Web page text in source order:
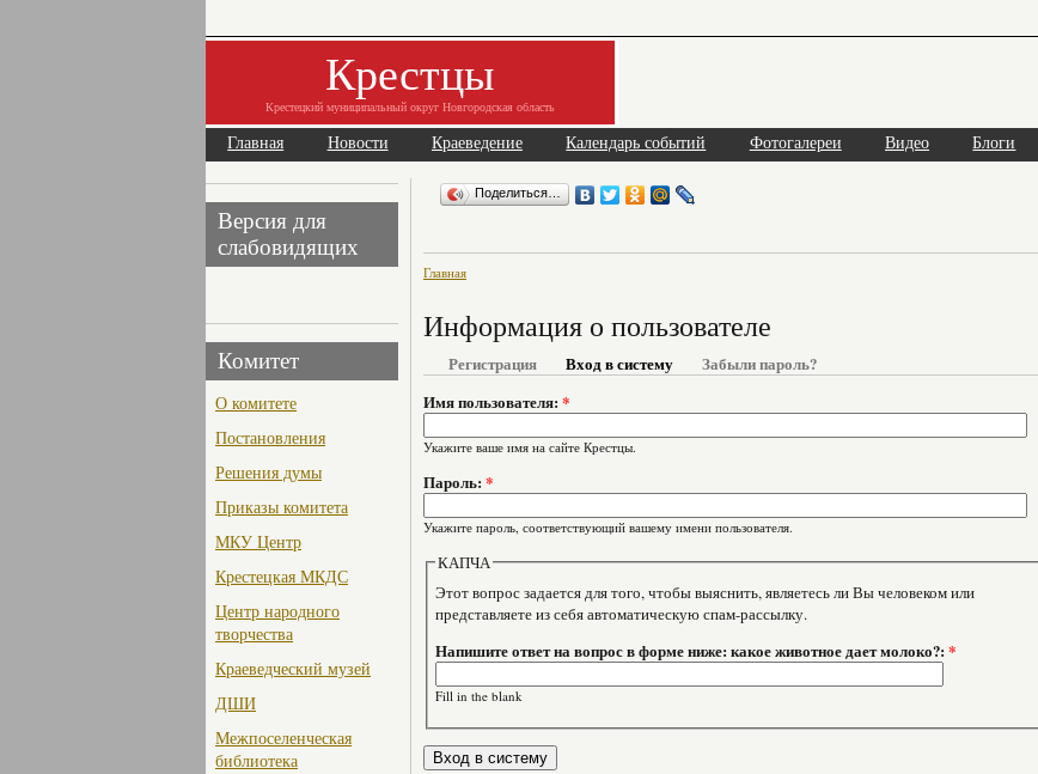
Крестцы
Крестецкий муниципальный округ Новгородская область
Главная Новости Краеведение Календарь событий Фотогалереи Видео Блоги
Версия для
слабовидящих
Комитет
О комитете
Постановления
Решения думы
Приказы комитета
МКУ Центр
Крестецкая МКДС
Центр народного
творчества
Краеведческий музей
ДШИ
Межпоселенческая
библиотека
Поделиться…
Главная
Информация о пользователе
Регистрация Вход в систему
Забыли пароль?
Имя пользователя: *
Укажите ваше имя на сайте Крестцы.
Пароль: *
Укажите пароль, соответствующий вашему имени пользователя.
КАПЧА
Этот вопрос задается для того, чтобы выяснить, являетесь ли Вы человеком или
представляете из себя автоматическую спам-рассылку.
Напишите ответ на вопрос в форме ниже: какое животное дает молоко?:*
Fill in the blank